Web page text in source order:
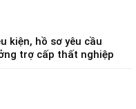
kiện, hồ sơ yêu cầu
trợ cấp thất nghiệp